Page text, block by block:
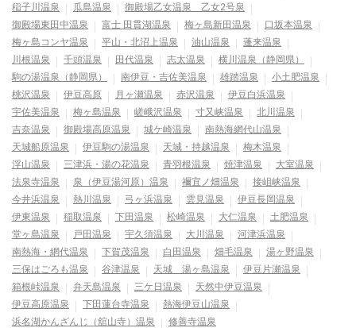
稲子川温泉
瓜島温泉
御殿場乙女温泉 乙女2号泉
御殿場東田中温泉
富士 田貫湖温泉 梅ヶ島新田温泉
口坂本温泉
梅ヶ島コンヤ温泉
平山・北沼上温泉 油山温泉
蓬来温泉
川根温泉
千頭温泉 田代温泉 志太温泉
横川温泉（静岡県）
駒の湯温泉（静岡県）
南伊豆・吉佐美温泉 雄踏温泉
小土肥温泉
桃沢温泉
伊豆高原 月ヶ瀬温泉 赤沢温泉
伊豆白浜温泉
宇佐美温泉
梅ヶ島温泉 嵯峨沢温泉 寸又峡温泉
北川温泉
吉奈温泉
御殿場高原温泉 城ケ崎温泉
南熱海網代山温泉
天城船原温泉
伊豆駒の湯温泉 天城・持越温泉
梅木温泉
浮山温泉
三津浜・湯の花温泉 青羽根温泉 焼津温泉
大室温泉
法泉寺温泉
泉（伊豆湯河原）温泉 禰宜ノ畑温泉
接岨峡温泉
今井浜温泉
熱川温泉 弓ヶ浜温泉 雲見温泉
伊豆長岡温泉
伊東温泉
稲取温泉 下田温泉 松崎温泉 大仁温泉
土肥温泉
堂ヶ島温泉
戸田温泉 宇久須温泉 大川温泉
河津浜温泉
南熱海・網代温泉
下賀茂温泉 白田温泉 畑毛温泉
湯ヶ野温泉
三保はごろも温泉
谷津温泉 天城 湯ヶ島温泉
伊豆片瀬温泉
箱根峠温泉
弁天島温泉 三ケ日温泉
天然中伊豆温泉
伊豆高原温泉
下田蓮台寺温泉
熱海伊豆山温泉
浜名湖かんざんじ（舘山寺）温泉
修善寺温泉